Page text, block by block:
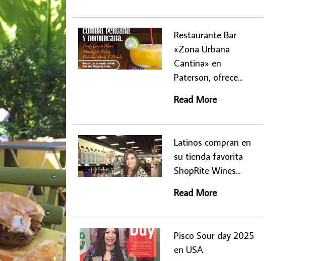
Restaurante Bar
«Zona Urbana
Cantina» en
Paterson, ofrece...
Read More
Latinos compran en
su tienda favorita
ShopRite Wines...
Read More
Pisco Sour day 2025
en USA